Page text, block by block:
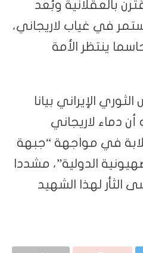
بالعقلانية وبُعد
في غياب لاريجاني،
ينتظر الأمة
الإيراني بيانا
دماء لاريجاني
في مواجهة “جبهة
الدولية”، مشددا
الثأر لهذا الشهيد